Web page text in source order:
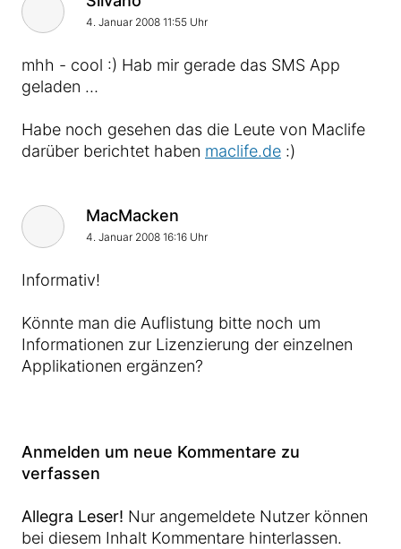
4. Januar 2008 11:55 Uhr
mhh - cool :) Hab mir gerade das SMS App
geladen …
Habe noch gesehen das die Leute von Maclife
darüber berichtet haben maclife.de :)
Kommentar von
MacMacken
4. Januar 2008 16:16 Uhr
Informativ!
Könnte man die Auflistung bitte noch um
Informationen zur Lizenzierung der einzelnen
Applikationen ergänzen?
Anmelden um neue Kommentare zu
verfassen
Allegra Leser! Nur angemeldete Nutzer können
bei diesem Inhalt Kommentare hinterlassen.